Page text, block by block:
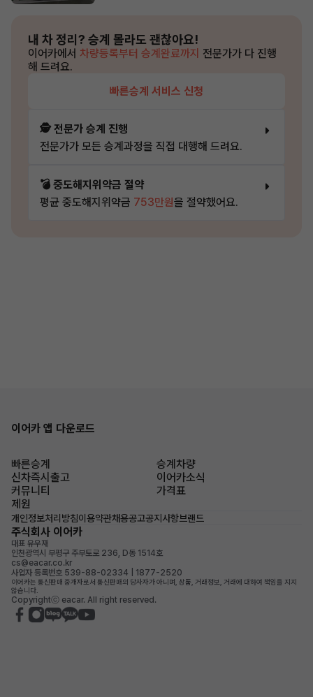
내 차 정리? 승계 몰라도 괜찮아요!
이어카에서 차량등록부터 승계완료까지 전문가가 다 진행
해 드려요.
빠른승계 서비스 신청
🕵️ 전문가 승계 진행
전문가가 모든 승계과정을 직접 대행해 드려요.
💣 중도해지위약금 절약
평균 중도해지위약금 753만원을 절약했어요.
이어카 앱 다운로드
빠른승계
승계차량
신차즉시출고
이어카소식
커뮤니티
가격표
제원
개인정보처리방침이용약관채용공고공지사항브랜드
주식회사 이어카
대표 유우재
인천광역시 부평구 주부토로 236, D동 1514호
cs@eacar.co.kr
사업자 등록번호 539-88-02334 | 1877-2520
이어카는 통신판매 중개자로서 통신판매의 당사자가 아니며, 상품, 거래정보, 거래에 대하여 책임을 지지
않습니다.
Copyrightⓒ eacar. All right reserved.